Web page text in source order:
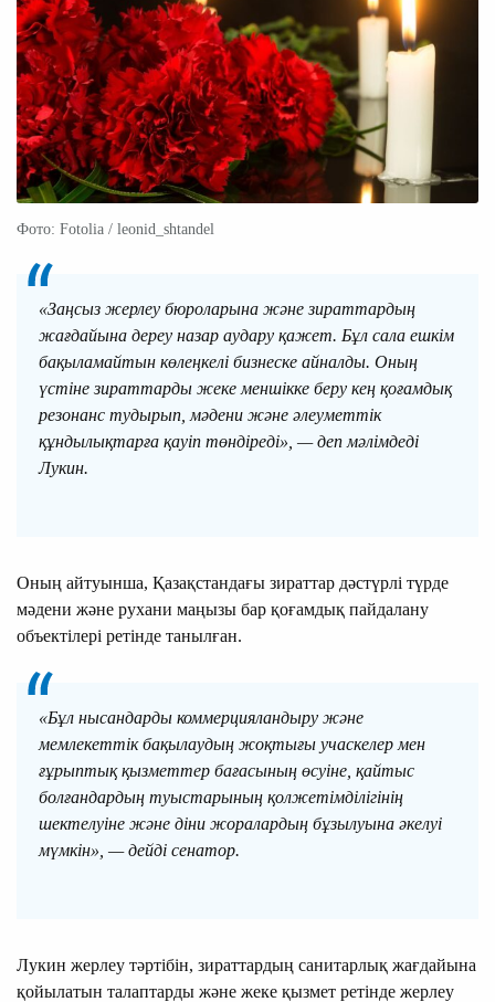
Фото: Fotolia / leonid_shtandel
«Заңсыз жерлеу бюроларына және зираттардың
жағдайына дереу назар аудару қажет. Бұл сала ешкім
бақыламайтын көлеңкелі бизнеске айналды. Оның
үстіне зираттарды жеке меншікке беру кең қоғамдық
резонанс тудырып, мәдени және әлеуметтік
құндылықтарға қауіп төндіреді», — деп мәлімдеді
Лукин.
Оның айтуынша, Қазақстандағы зираттар дәстүрлі түрде
мәдени және рухани маңызы бар қоғамдық пайдалану
объектілері ретінде танылған.
«Бұл нысандарды коммерцияландыру және
мемлекеттік бақылаудың жоқтығы учаскелер мен
ғұрыптық қызметтер бағасының өсуіне, қайтыс
болғандардың туыстарының қолжетімділігінің
шектелуіне және діни жоралардың бұзылуына әкелуі
мүмкін», — дейді сенатор.
Лукин жерлеу тәртібін, зираттардың санитарлық жағдайына
қойылатын талаптарды және жеке қызмет ретінде жерлеу